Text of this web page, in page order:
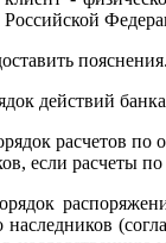
Российской
действий
расчетов
если расчеты
наследников